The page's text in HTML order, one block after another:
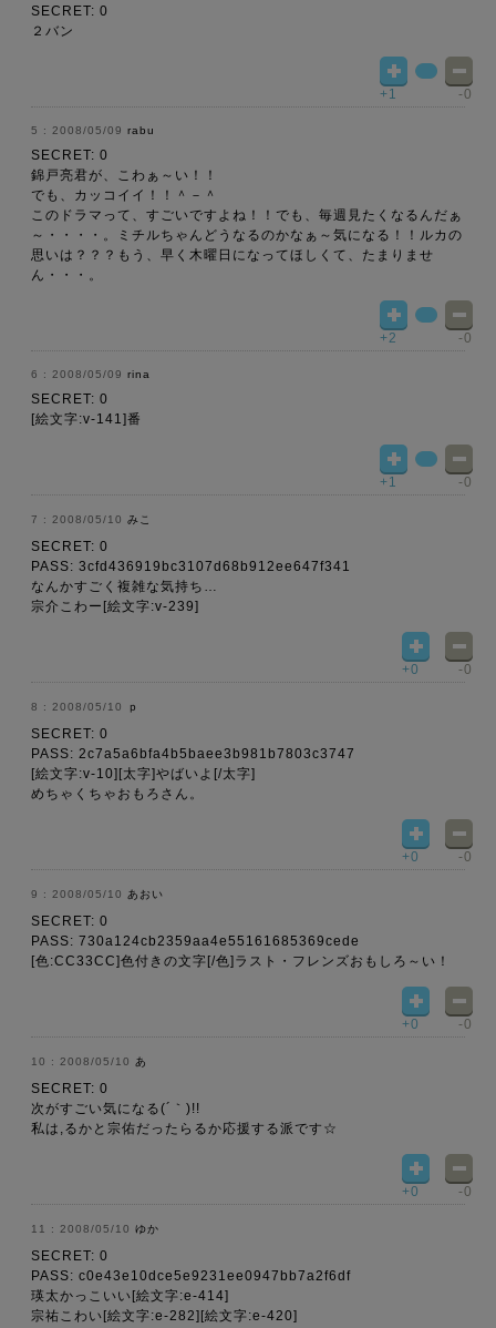
SECRET: 0
２バン
+1 -0
2008/05/09 rabu
SECRET: 0
錦戸亮君が、こわぁ～い！！
でも、カッコイイ！！＾－＾
このドラマって、すごいですよね！！でも、毎週見たくなるんだぁ
～・・・・。ミチルちゃんどうなるのかなぁ～気になる！！ルカの
思いは？？？もう、早く木曜日になってほしくて、たまりませ
ん・・・。
+2 -0
2008/05/09 rina
SECRET: 0
[絵文字:v-141]番
+1 -0
2008/05/10 みこ
SECRET: 0
PASS: 3cfd436919bc3107d68b912ee647f341
なんかすごく複雑な気持ち…
宗介こわー[絵文字:v-239]
+0 -0
2008/05/10 ｐ
SECRET: 0
PASS: 2c7a5a6bfa4b5baee3b981b7803c3747
[絵文字:v-10][太字]やばいよ[/太字]
めちゃくちゃおもろさん。
+0 -0
2008/05/10 あおい
SECRET: 0
PASS: 730a124cb2359aa4e55161685369cede
[色:CC33CC]色付きの文字[/色]ラスト・フレンズおもしろ～い！
+0 -0
2008/05/10 あ
SECRET: 0
次がすごい気になる(´｀)!!
私は,るかと宗佑だったらるか応援する派です☆
+0 -0
2008/05/10 ゆか
SECRET: 0
PASS: c0e43e10dce5e9231ee0947bb7a2f6df
瑛太かっこいい[絵文字:e-414]
宗祐こわい[絵文字:e-282][絵文字:e-420]